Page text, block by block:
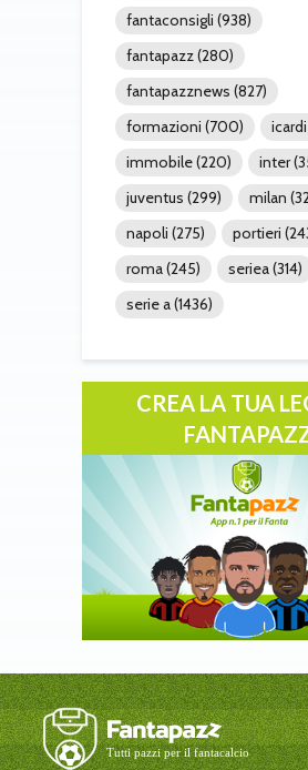
fantaconsigli (938)
fantapazz(280)
fantapazznews (827)
formazioni (700) icardi
immobile(220) inter
juventus (299) milan
napoli (275) portieri
roma(245) seriea(314)
serie a(1436)
CREA LA TUA